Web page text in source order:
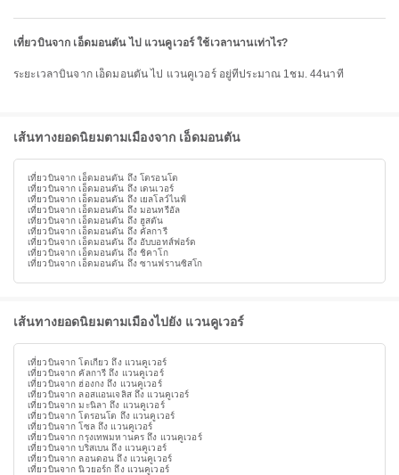
เที่ยวบินจาก เอ็ดมอนตัน ไป แวนคูเวอร์ ใช้เวลานานเท่าไร?
ระยะเวลาบินจาก เอ็ดมอนตัน ไป แวนคูเวอร์ อยู่ที่ประมาณ 1ชม. 44นาที
เส้นทางยอดนิยมตามเมืองจาก เอ็ดมอนตัน
เที่ยวบินจาก เอ็ดมอนตัน ถึง โตรอนโต
เที่ยวบินจาก เอ็ดมอนตัน ถึง เดนเวอร์
เที่ยวบินจาก เอ็ดมอนตัน ถึง เยลโลว์ไนฟ์
เที่ยวบินจาก เอ็ดมอนตัน ถึง มอนทรีอัล
เที่ยวบินจาก เอ็ดมอนตัน ถึง ฮูสตัน
เที่ยวบินจาก เอ็ดมอนตัน ถึง คัลการี
เที่ยวบินจาก เอ็ดมอนตัน ถึง อับบอทส์ฟอร์ด
เที่ยวบินจาก เอ็ดมอนตัน ถึง ชิคาโก
เที่ยวบินจาก เอ็ดมอนตัน ถึง ซานฟรานซิสโก
เส้นทางยอดนิยมตามเมืองไปยัง แวนคูเวอร์
เที่ยวบินจาก โตเกียว ถึง แวนคูเวอร์
เที่ยวบินจาก คัลการี ถึง แวนคูเวอร์
เที่ยวบินจาก ฮ่องกง ถึง แวนคูเวอร์
เที่ยวบินจาก ลอสแอนเจลิส ถึง แวนคูเวอร์
เที่ยวบินจาก มะนิลา ถึง แวนคูเวอร์
เที่ยวบินจาก โตรอนโต ถึง แวนคูเวอร์
เที่ยวบินจาก โซล ถึง แวนคูเวอร์
เที่ยวบินจาก กรุงเทพมหานคร ถึง แวนคูเวอร์
เที่ยวบินจาก บริสเบน ถึง แวนคูเวอร์
เที่ยวบินจาก ลอนดอน ถึง แวนคูเวอร์
เที่ยวบินจาก นิวยอร์ก ถึง แวนคูเวอร์